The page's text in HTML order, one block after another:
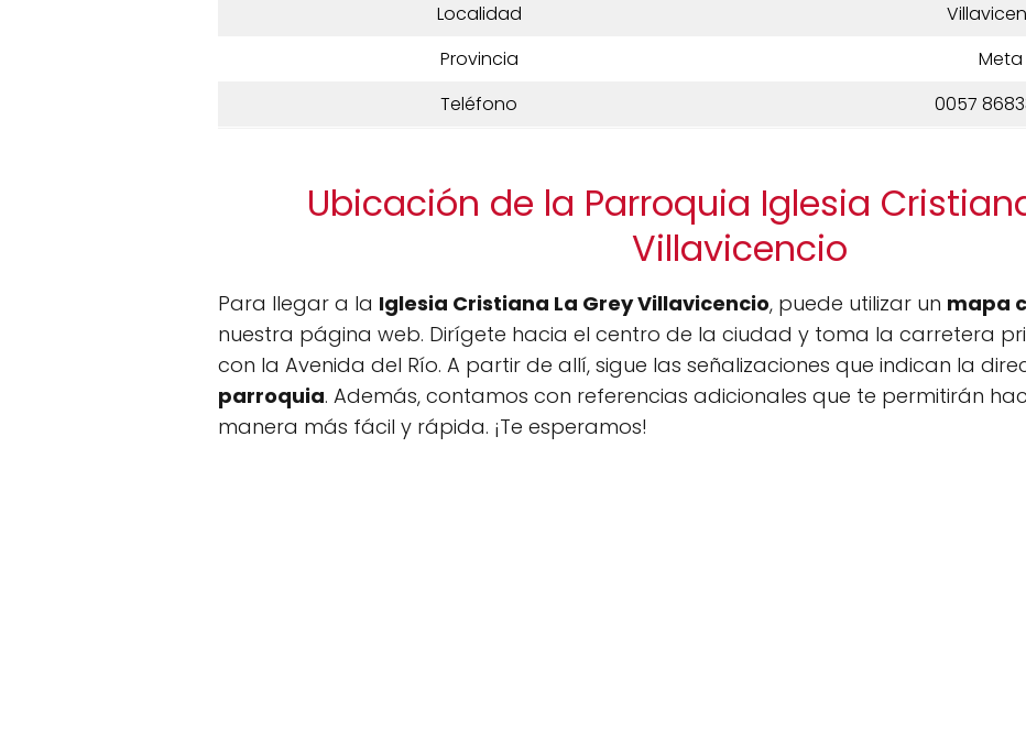
Localidad
Provincia
Meta
Teléfono
0057
Ubicación de la Parroquia Iglesia
Villavicencio
Para llegar a la Iglesia Cristiana La Grey Villavicencio, puede utilizar un mapa
nuestra página web. Dirígete hacia el centro de la ciudad y toma la carretera
con la Avenida del Río. A partir de allí, sigue las señalizaciones que indican la
parroquia. Además, contamos con referencias adicionales que te permitirán
manera más fácil y rápida. ¡Te esperamos!